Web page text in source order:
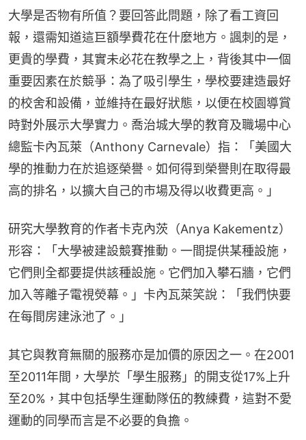
大學是否物有所值？要回答此問題，除了看工資回
報，還需知道這巨額學費花在什麼地方。諷刺的是，
更貴的學費，其實未必花在教學之上，背後其中一個
重要因素在於競爭：為了吸引學生，學校要建造最好
的校舍和設備，並維持在最好狀態，以便在校園導賞
時對外展示大學實力。喬治城大學的教育及職場中心
總監卡內瓦萊（Anthony Carnevale）指：「美國大
學的推動力在於追逐榮譽。如何得到榮譽則在取得最
高的排名，以擴大自己的市場及得以收費更高。」
研究大學教育的作者卡克內茨（Anya Kakementz）
形容：「大學被建設競賽推動。一間提供某種設施，
它們則全都要提供該種設施。它們加入攀石牆，它們
加入等離子電視熒幕。」卡內瓦萊笑說：「我們快要
在每間房建泳池了。」
其它與教育無關的服務亦是加價的原因之一。在2001
至2011年間，大學於「學生服務」的開支從17%上升
至20%，其中包括學生運動隊伍的教練費，這對不愛
運動的同學而言是不必要的負擔。